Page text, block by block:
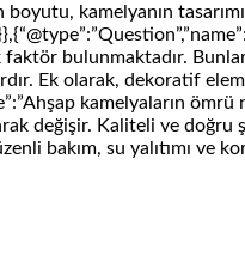
boyutu, kamelyanın
bulunmaktadır.
Ek olarak, dekoratif
kamelyaların
değişir. Kaliteli ve
bakım, su yalıtımı ve